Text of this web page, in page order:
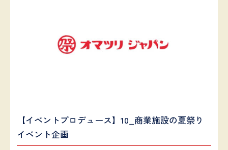
【イベントプロデュース】10_商業施設の夏祭り
イベント企画